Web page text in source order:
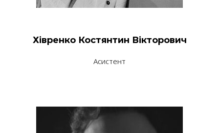
Хівренко Костянтин Вікторович
Асистент